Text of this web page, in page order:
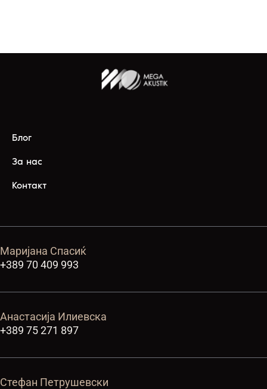
Блог
За нас
Контакт
Маријана Спасиќ
+389 70 409 993
Анастасија Илиевска
+389 75 271 897
Стефан Петрушевски